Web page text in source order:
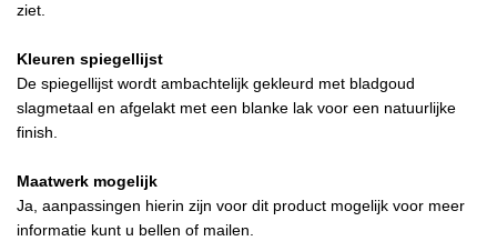
ziet.
Kleuren spiegellijst
De spiegellijst wordt ambachtelijk gekleurd met bladgoud
slagmetaal en afgelakt met een blanke lak voor een natuurlijke
finish.
Maatwerk mogelijk
Ja, aanpassingen hierin zijn voor dit product mogelijk voor meer
informatie kunt u bellen of mailen.